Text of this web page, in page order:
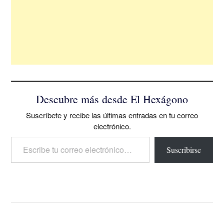
Descubre más desde El Hexágono
Suscríbete y recibe las últimas entradas en tu correo
electrónico.
Escribe tu correo electrónico…
Suscribirse